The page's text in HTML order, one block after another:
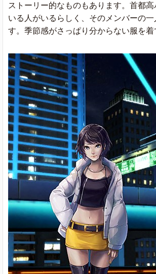
ストーリー的なものもあります。首都
いる人がいるらしく、そのメンバーの
す。季節感がさっぱり分からない服を着